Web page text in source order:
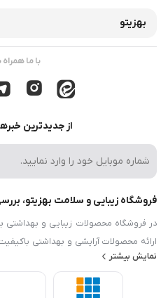
بهزیتو
با ما
از جدیدترین
فروشگاه زیبایی و سلامت بهزیتو،
در فروشگاه محصولات زیبایی و بهداشتی
ارائه محصولات آرایشی و بهداشتی
رضایت‌بخش را برایتان فراهم کنیم. هدف
زیبایی، بهداشت و سلامت را در
نمایش بیشتر